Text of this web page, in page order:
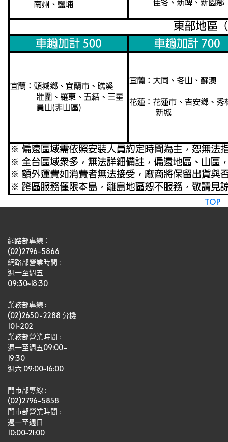
TOP
網路部專線：
(02)2796-5866
網路部營業時間 :
週一至週五
09:30~18:30
業務部專線 :
(02)2650-2288 分機
101~202
業務部營業時間 :
週一至週五09:00-
19:30
週六 09:00~16:00
門市部專線 :
(02)2796-5858
門市部營業時間 :
週一至週日
10:00~21:00